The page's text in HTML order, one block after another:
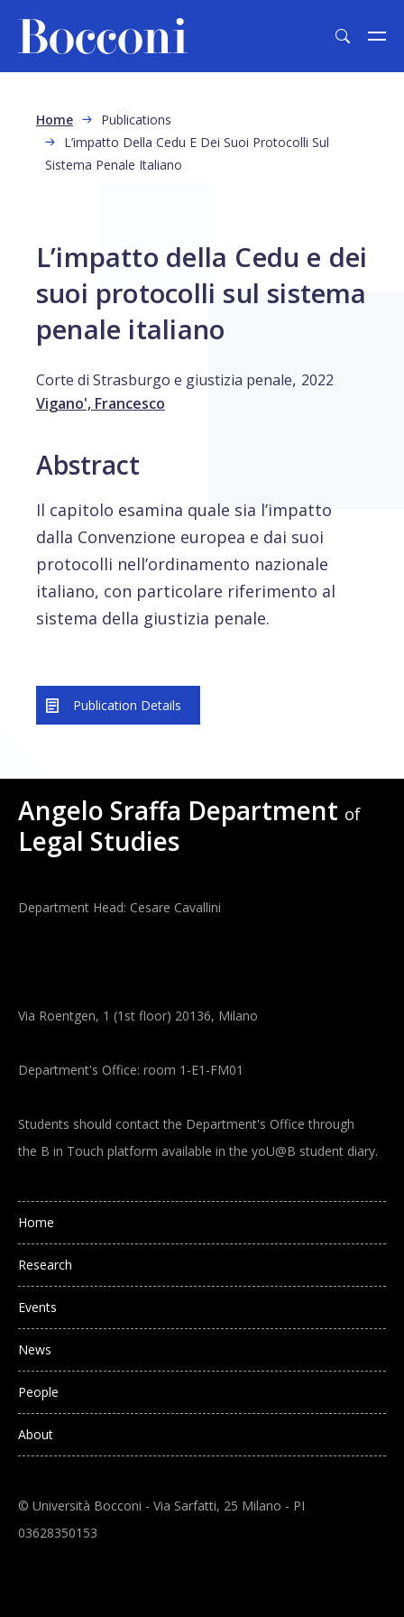
Breadcrumb
Home
Publications
L’impatto Della Cedu E Dei Suoi Protocolli Sul
Sistema Penale Italiano
L’impatto della Cedu e dei
suoi protocolli sul sistema
penale italiano
Corte di Strasburgo e giustizia penale, 2022
Vigano', Francesco
Abstract
Il capitolo esamina quale sia l’impatto
dalla Convenzione europea e dai suoi
protocolli nell’ordinamento nazionale
italiano, con particolare riferimento al
sistema della giustizia penale.
Publication Details
Angelo Sraffa Department of
Legal Studies
Department Head: Cesare Cavallini
Via Roentgen, 1 (1st floor) 20136, Milano
Department's Office: room 1-E1-FM01
Students should contact the Department's Office through
the B in Touch platform available in the yoU@B student diary.
Main navigation
Home
Research
Events
News
People
About
© Università Bocconi - Via Sarfatti, 25 Milano - PI
03628350153